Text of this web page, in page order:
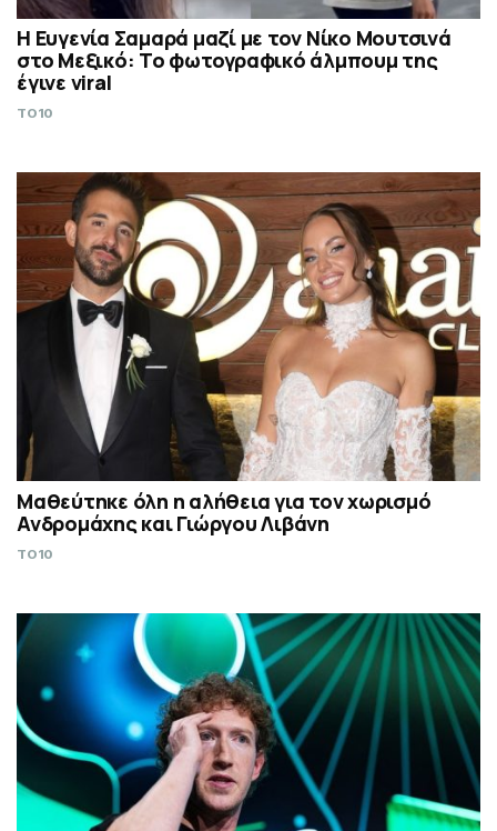
Η Ευγενία Σαμαρά μαζί με τον Νίκο Μουτσινά
στο Μεξικό: Το φωτογραφικό άλμπουμ της
έγινε viral
TO10
Μαθεύτηκε όλη η αλήθεια για τον χωρισμό
Ανδρομάχης και Γιώργου Λιβάνη
TO10